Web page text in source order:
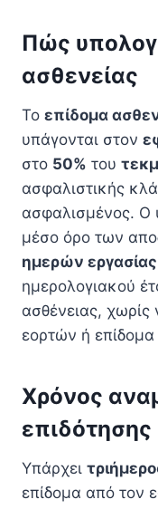
Πώς
ασθενείας
Το επίδομα
υπάγονται στον
στο 50% του
ασφαλιστικής
ασφαλισμένος. Ο
μέσο όρο των
ημερών εργασίας
ημερολογιακού
ασθένειας,
εορτών ή επίδομα
Χρόνος
επιδότησης
Υπάρχει
επίδομα από τον